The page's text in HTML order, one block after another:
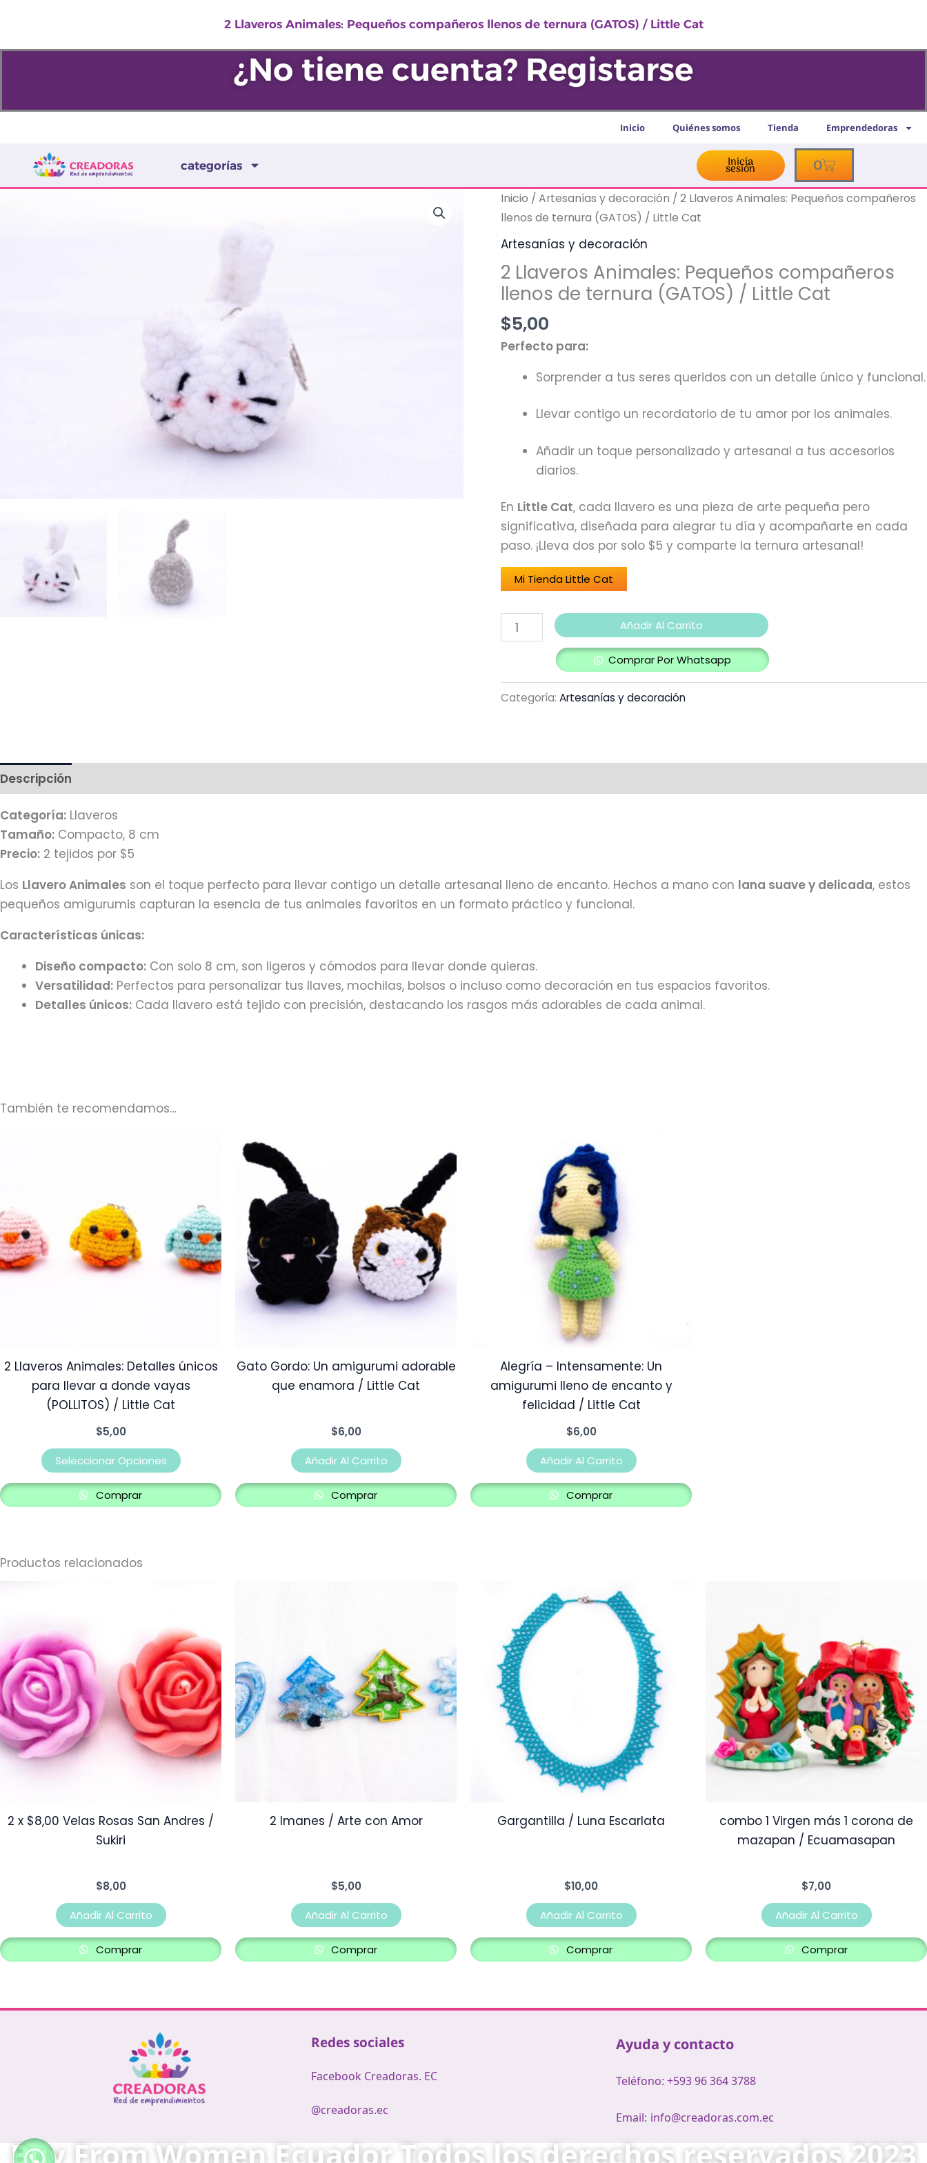
contenido
2 Llaveros Animales: Pequeños compañeros llenos de ternura (GATOS) / Little Cat
¿No tiene cuenta? Registarse
Inicio Quiénes somos Tienda Emprendedoras
categorías Inicia
sesión 0
Cart
Inicio / Artesanías y decoración / 2 Llaveros Animales: Pequeños compañeros
llenos de ternura (GATOS) / Little Cat
Artesanías y decoración
2 Llaveros Animales: Pequeños compañeros
llenos de ternura (GATOS) / Little Cat
$5,00
Perfecto para:
Sorprender a tus seres queridos con un detalle único y funcional.
Llevar contigo un recordatorio de tu amor por los animales.
Añadir un toque personalizado y artesanal a tus accesorios
diarios.
En Little Cat, cada llavero es una pieza de arte pequeña pero
significativa, diseñada para alegrar tu día y acompañarte en cada
paso. ¡Lleva dos por solo $5 y comparte la ternura artesanal!
Mi Tienda Little Cat
2
Llaveros
Animales:
compañeros
llenos
de
ternura
(GATOS)
Añadir Al Carrito
Comprar Por Whatsapp
Categoría: Artesanías y decoración
Descripción
Categoría: Llaveros
Tamaño: Compacto, 8 cm
Precio: 2 tejidos por $5
Los Llavero Animales son el toque perfecto para llevar contigo un detalle artesanal lleno de encanto. Hechos a mano con lana suave y delicada, estos
pequeños amigurumis capturan la esencia de tus animales favoritos en un formato práctico y funcional.
Características únicas:
Diseño compacto: Con solo 8 cm, son ligeros y cómodos para llevar donde quieras.
Versatilidad: Perfectos para personalizar tus llaves, mochilas, bolsos o incluso como decoración en tus espacios favoritos.
Detalles únicos: Cada llavero está tejido con precisión, destacando los rasgos más adorables de cada animal.
También te recomendamos…
2 Llaveros Animales: Detalles únicos
para llevar a donde vayas
(POLLITOS) / Little Cat
$5,00
Seleccionar Opciones
variantes.
Las
opciones
se
página
de
Comprar
Gato Gordo: Un amigurumi adorable
que enamora / Little Cat
$6,00
Añadir Al Carrito
Comprar
Alegría – Intensamente: Un
amigurumi lleno de encanto y
felicidad / Little Cat
$6,00
Añadir Al Carrito
Comprar
Productos relacionados
2 x $8,00 Velas Rosas San Andres /
Sukiri
$8,00
Añadir Al Carrito
Comprar
2 Imanes / Arte con Amor
$5,00
Añadir Al Carrito
Comprar
Gargantilla / Luna Escarlata
$10,00
Añadir Al Carrito
Comprar
combo 1 Virgen más 1 corona de
mazapan / Ecuamasapan
$7,00
Añadir Al Carrito
Comprar
Redes sociales
Facebook Creadoras. EC
@creadoras.ec
Ayuda y contacto
Teléfono: +593 96 364 3788
Email: info@creadoras.com.ec
Buy From Women Ecuador Todos los derechos reservados 2023
compañeros
llenos
de
ternura